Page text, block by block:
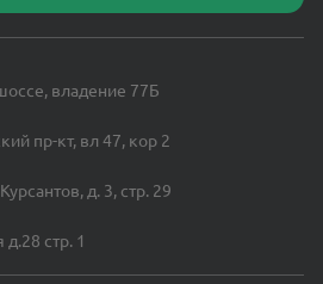
владение 77Б
пр-кт, вл 47, кор 2
д. 3, стр. 29
стр. 1